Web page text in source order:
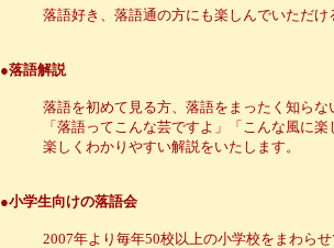
落語好き、落語通の方にも楽しんでいただけ
●落語解説
落語を初めて見る方、落語をまったく知らな
「落語ってこんな芸ですよ」「こんな風に楽
楽しくわかりやすい解説をいたします。
●小学生向けの落語会
2007年より毎年50校以上の小学校をまわらせ